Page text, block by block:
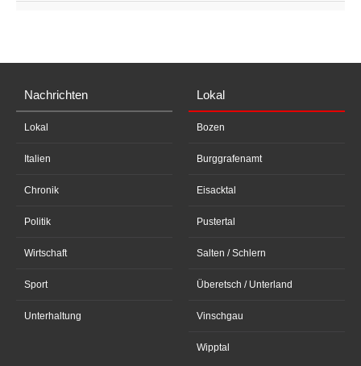
Nachrichten
Lokal
Italien
Chronik
Politik
Wirtschaft
Sport
Unterhaltung
Lokal
Bozen
Burggrafenamt
Eisacktal
Pustertal
Salten / Schlern
Überetsch / Unterland
Vinschgau
Wipptal